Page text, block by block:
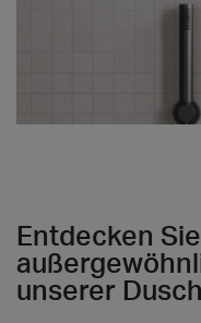
Entdecken
unserer